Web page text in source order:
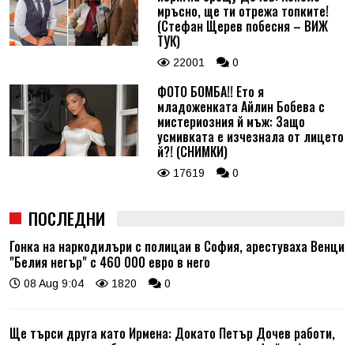
мръсно, ще ти отрежа топките!
(Стефан Щерев побесня – ВИЖ
ТУК)
22001 0
ФОТО БОМБА!! Ето я
младоженката Айлин Бобева с
мистериозния й мъж: Защо
усмивката е изчезнала от лицето
й?! (СНИМКИ)
17619 0
ПОСЛЕДНИ
Гонка на наркодилъри с полицаи в София, арестуваха Венци
"Белия негър" с 460 000 евро в него
08 Aug 9:04 1820 0
Ще търси друга като Ирмена: Докато Петър Дочев работи,